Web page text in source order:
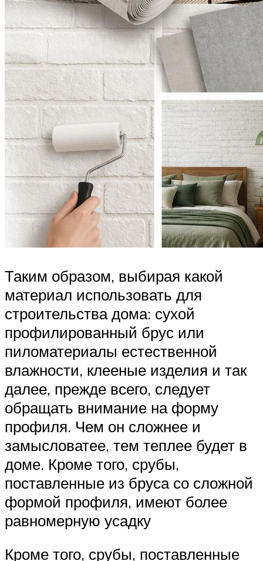
Таким образом, выбирая какой
материал использовать для
строительства дома: сухой
профилированный брус или
пиломатериалы естественной
влажности, клееные изделия и так
далее, прежде всего, следует
обращать внимание на форму
профиля. Чем он сложнее и
замысловатее, тем теплее будет в
доме. Кроме того, срубы,
поставленные из бруса со сложной
формой профиля, имеют более
равномерную усадку
Кроме того, срубы, поставленные